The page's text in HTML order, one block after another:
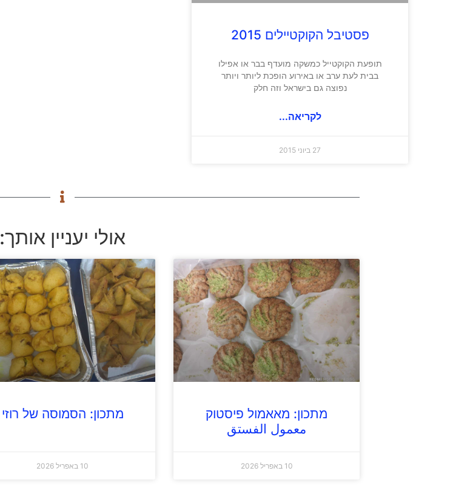
פסטיבל הקוקטיילים 2015
תופעת הקוקטייל כמשקה מועדף בבר או אפילו
בבית לעת ערב או באירוע הופכת ליותר ויותר
נפוצה גם בישראל וזה חלק
לקריאה...
27 ביוני 2015
אולי יעניין אותך:
מתכון: מאאמול פיסטוק
معمول الفستق
10 באפריל 2026
מתכון: הסמוסה של רוזי
10 באפריל 2026